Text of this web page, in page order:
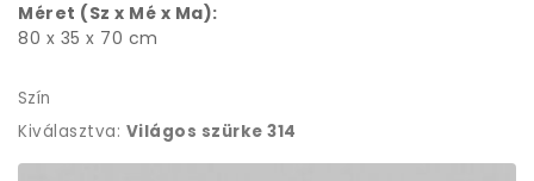
Méret (Sz x Mé x Ma):
80 x 35 x 70 cm
Szín
Kiválasztva: Világos szürke 314